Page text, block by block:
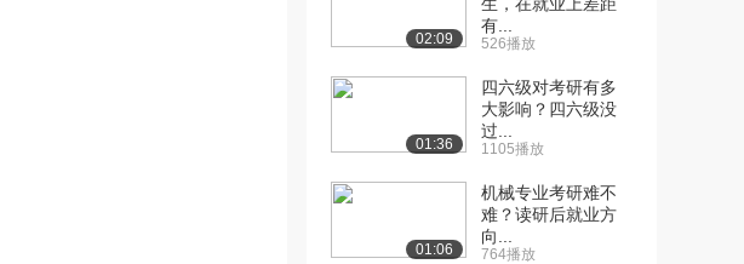
02:09
有...
526播放
01:36
四六级对考研有多
大影响？四六级没
过...
1105播放
01:06
机械专业考研难不
难？读研后就业方
向...
764播放